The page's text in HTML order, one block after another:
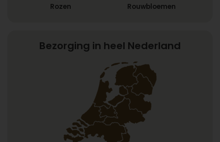
Rozen Rouwbloemen
Bezorging in heel Nederland